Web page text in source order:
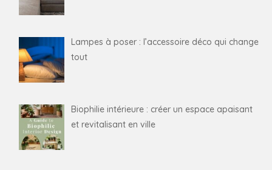
Lampes à poser : l’accessoire déco qui change
tout
Biophilie intérieure : créer un espace apaisant
et revitalisant en ville